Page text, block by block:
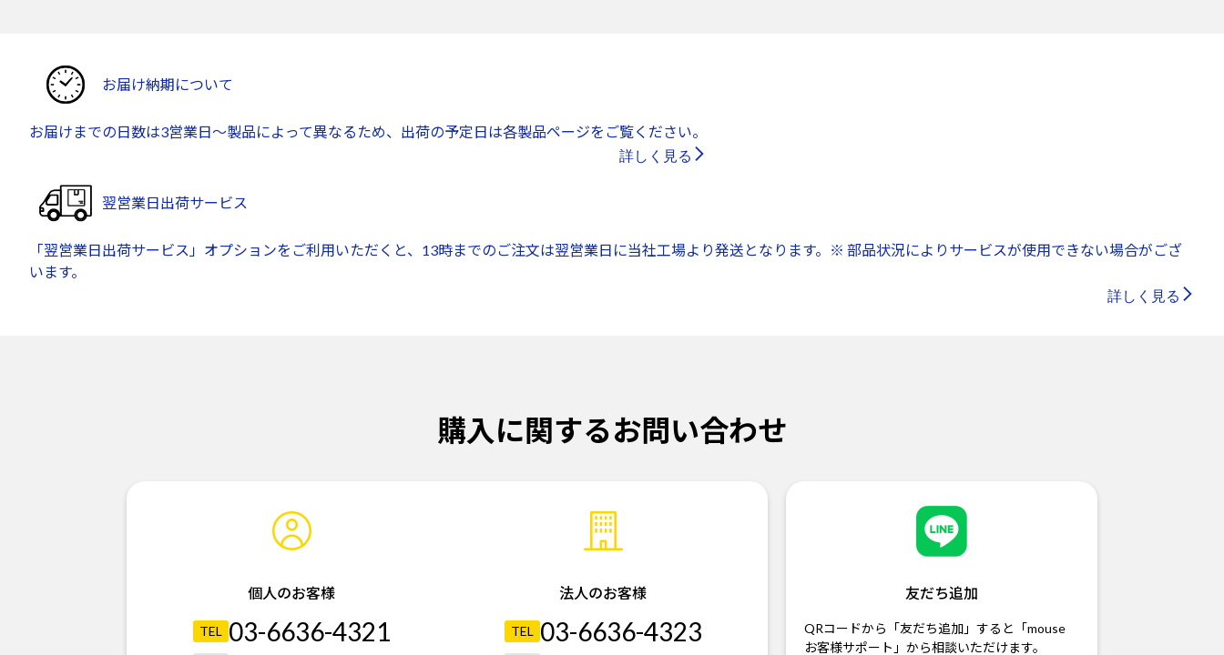
お届け納期について
お届けまでの日数は3営業日～製品によって異なるため、出荷の予定日は各製品ページをご覧ください。
詳しく見る
翌営業日出荷サービス
「翌営業日出荷サービス」オプションをご利用いただくと、13時までのご注文は翌営業日に当社工場より発送となります。※ 部品状況によりサービスが使用できない場合がござ
います。
詳しく見る
購入に関するお問い合わせ
個人のお客様
TEL 03-6636-4321
法人のお客様
TEL 03-6636-4323
友だち追加
QRコードから「友だち追加」すると「mouse
お客様サポート」から相談いただけます。